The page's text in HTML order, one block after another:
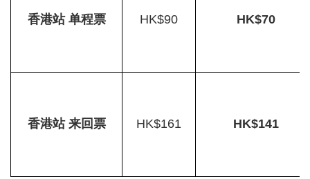
香港站 单程票 HK$90 HK$70
香港站 来回票 HK$161 HK$141